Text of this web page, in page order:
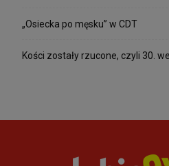
„Osiecka po męsku” w CDT
Kości zostały rzucone, czyli 30.